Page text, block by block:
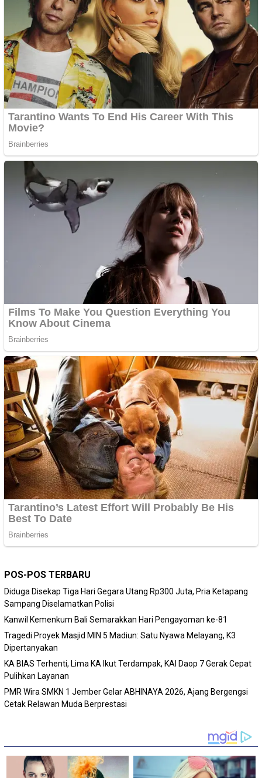
POS-POS TERBARU
Diduga Disekap Tiga Hari Gegara Utang Rp300 Juta, Pria Ketapang
Sampang Diselamatkan Polisi
Kanwil Kemenkum Bali Semarakkan Hari Pengayoman ke-81
Tragedi Proyek Masjid MIN 5 Madiun: Satu Nyawa Melayang, K3
Dipertanyakan
KA BIAS Terhenti, Lima KA Ikut Terdampak, KAI Daop 7 Gerak Cepat
Pulihkan Layanan
PMR Wira SMKN 1 Jember Gelar ABHINAYA 2026, Ajang Bergengsi
Cetak Relawan Muda Berprestasi